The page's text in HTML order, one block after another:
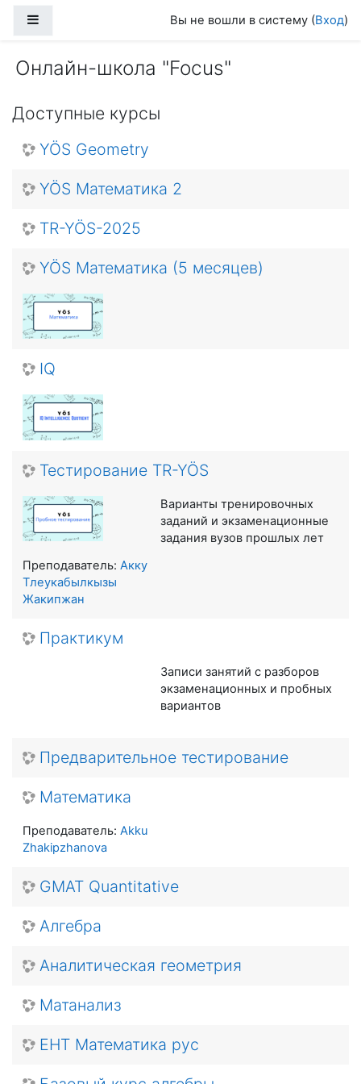
Вы не вошли в систему (Вход)
Онлайн-школа "Focus"
Доступные курсы
YÖS Geometry
YÖS Математика 2
TR-YÖS-2025
YÖS Математика (5 месяцев)
IQ
Тестирование TR-YÖS
Варианты тренировочных
заданий и экзаменационные
задания вузов прошлых лет
Преподаватель: Акку
Тлеукабылкызы
Жакипжан
Практикум
Записи занятий с разборов
экзаменационных и пробных
вариантов
Предварительное тестирование
Математика
Преподаватель: Akku
Zhakipzhanova
GMAT Quantitative
Алгебра
Аналитическая геометрия
Матанализ
ЕНТ Математика рус